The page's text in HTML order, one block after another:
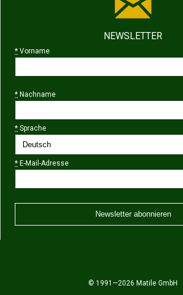
NEWSLETTER
* Vorname
* Nachname
* Sprache
* E-Mail-Adresse
© 1991—2026 Matile GmbH